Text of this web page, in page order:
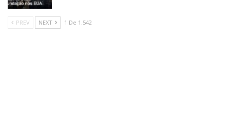
PREV NEXT 1 De 1.542